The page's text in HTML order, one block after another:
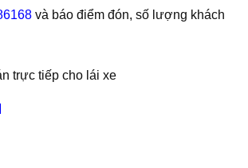
và báo điểm đón, số lượng khách
trực tiếp cho lái xe